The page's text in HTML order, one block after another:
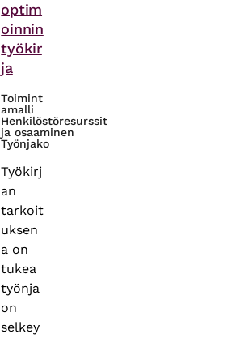
optim
oinnin
työkir
ja
Toimint
amalli
Henkilöstöresurssit
ja osaaminen
Työnjako
Työkirj
an
tarkoit
uksen
a on
tukea
työnja
on
selkey